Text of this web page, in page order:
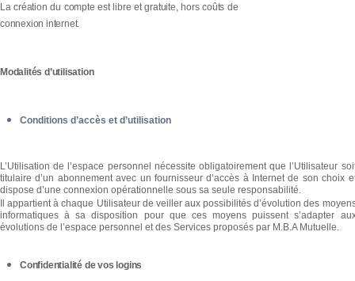
La création du compte est libre et gratuite, hors coûts de
connexion internet.
Modalités d’utilisation
Conditions d’accès et d’utilisation
L’Utilisation de l’espace personnel nécessite obligatoirement que l’Utilisateur
titulaire d’un abonnement avec un fournisseur d’accès à Internet de son choix
dispose d’une connexion opérationnelle sous sa seule responsabilité.
Il appartient à chaque Utilisateur de veiller aux possibilités d’évolution des
informatiques à sa disposition pour que ces moyens puissent s’adapter
évolutions de l’espace personnel et des Services proposés par M.B.A Mutuelle.
Confidentialité de vos logins